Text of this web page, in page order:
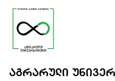
ᲐᲒᲠᲐᲠᲣᲚᲘ